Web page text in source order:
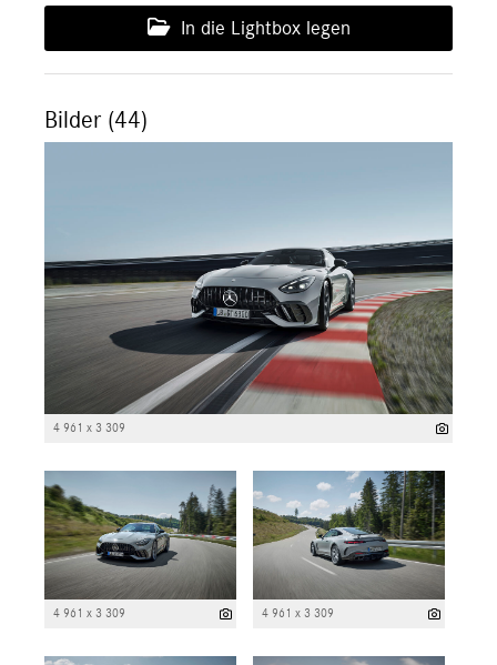
In die Lightbox legen
Bilder (44)
4 961 x 3 309
4 961 x 3 309 4 961 x 3 309